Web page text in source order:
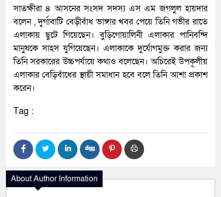
সাতক্ষীরা ৪ আসনের সংসদ সদস্য এস এম জগলুল হায়দার
বলেন , দুর্গাবাটি বেড়ীবাঁধ ভাঙ্গার খবর পেয়ে তিনি গভীর রাতে
এলাকায় ছুটে গিয়েছেন। বুড়িগোয়ালিনী এলাকার পানিবন্দি
মানুষকে সাহস যুগিয়েছেন। এলাকাকে দুর্যোগমুক্ত করার জন্য
তিনি সরকারের উচ্চপর্যায়ে কথাও বলেছেন। অচিরেই উপকূলীয়
এলাকার বেড়িবাঁধের স্থায়ী সমাধান হবে বলে তিনি আশা প্রকাশ
করেন।
Tag :
About Author Information